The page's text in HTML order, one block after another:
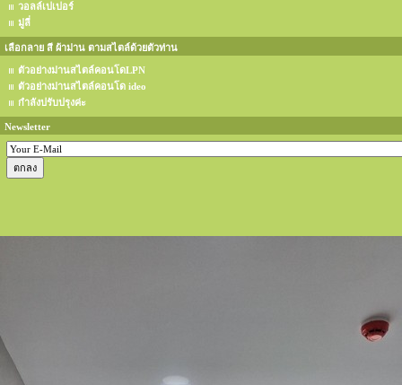
วอลล์เปเปอร์
มู่ลี่
เลือกลาย สี ผ้าม่าน ตามสไตล์ด้วยตัวท่าน
ตัวอย่างม่านสไตล์คอนโดLPN
ตัวอย่างม่านสไตล์คอนโด ideo
กำลังปรับปรุงค่ะ
Newsletter